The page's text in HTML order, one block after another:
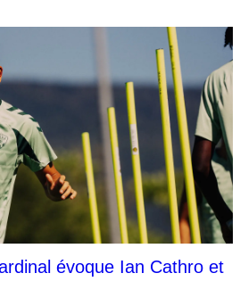
évoque Ian Cathro et